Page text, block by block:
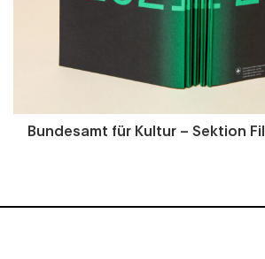
Bundesamt für Kultur – Sektion